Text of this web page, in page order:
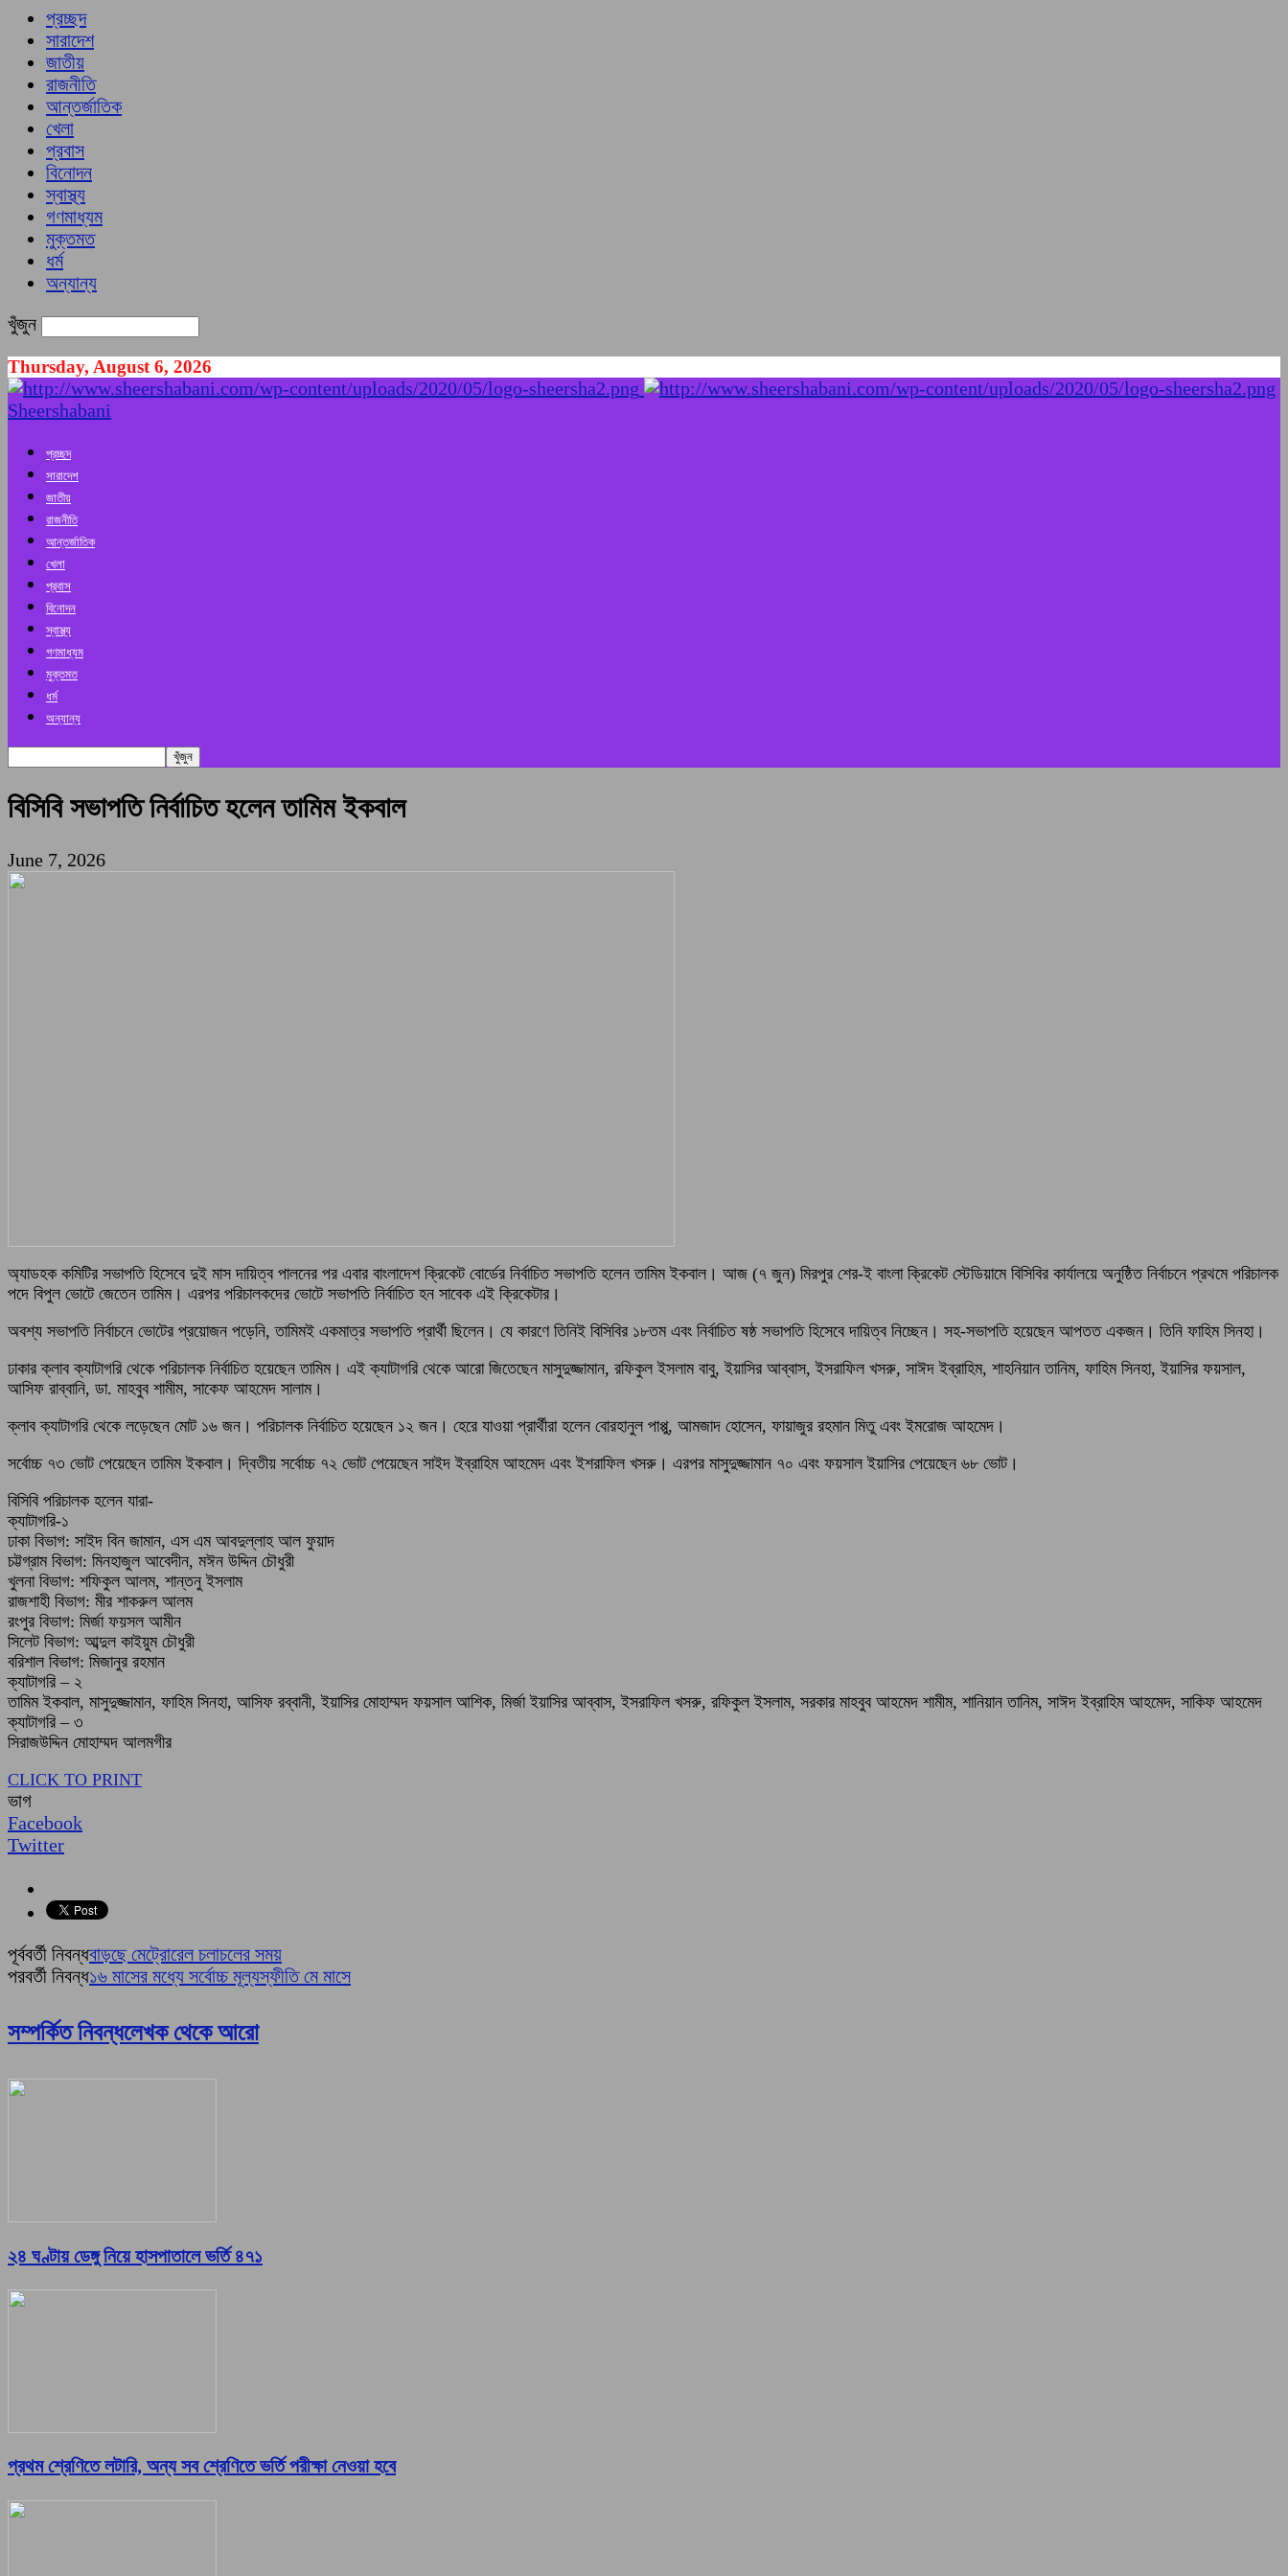
প্রচ্ছদ
সারাদেশ
জাতীয়
রাজনীতি
আন্তর্জাতিক
খেলা
প্রবাস
বিনোদন
স্বাস্থ্য
গণমাধ্যম
মুক্তমত
ধর্ম
অন্যান্য
খুঁজুন
Thursday, August 6, 2026
Sheershabani
প্রচ্ছদ
সারাদেশ
জাতীয়
রাজনীতি
আন্তর্জাতিক
খেলা
প্রবাস
বিনোদন
স্বাস্থ্য
গণমাধ্যম
মুক্তমত
ধর্ম
অন্যান্য
বিসিবি সভাপতি নির্বাচিত হলেন তামিম ইকবাল
June 7, 2026
অ্যাডহক কমিটির সভাপতি হিসেবে দুই মাস দায়িত্ব পালনের পর এবার বাংলাদেশ ক্রিকেট বোর্ডের নির্বাচিত সভাপতি হলেন তামিম ইকবাল। আজ (৭ জুন) মিরপুর শের-ই বাংলা ক্রিকেট স্টেডিয়ামে বিসিবির কার্যালয়ে অনুষ্ঠিত নির্বাচনে প্রথমে পরিচালক
পদে বিপুল ভোটে জেতেন তামিম। এরপর পরিচালকদের ভোটে সভাপতি নির্বাচিত হন সাবেক এই ক্রিকেটার।
অবশ্য সভাপতি নির্বাচনে ভোটের প্রয়োজন পড়েনি, তামিমই একমাত্র সভাপতি প্রার্থী ছিলেন। যে কারণে তিনিই বিসিবির ১৮তম এবং নির্বাচিত ষষ্ঠ সভাপতি হিসেবে দায়িত্ব নিচ্ছেন। সহ-সভাপতি হয়েছেন আপতত একজন। তিনি ফাহিম সিনহা।
ঢাকার ক্লাব ক্যাটাগরি থেকে পরিচালক নির্বাচিত হয়েছেন তামিম। এই ক্যাটাগরি থেকে আরো জিতেছেন মাসুদুজ্জামান, রফিকুল ইসলাম বাবু, ইয়াসির আব্বাস, ইসরাফিল খসরু, সাঈদ ইব্রাহিম, শাহনিয়ান তানিম, ফাহিম সিনহা, ইয়াসির ফয়সাল,
আসিফ রাব্বানি, ডা. মাহবুব শামীম, সাকেফ আহমেদ সালাম।
ক্লাব ক্যাটাগরি থেকে লড়েছেন মোট ১৬ জন। পরিচালক নির্বাচিত হয়েছেন ১২ জন। হেরে যাওয়া প্রার্থীরা হলেন বোরহানুল পাপ্পু, আমজাদ হোসেন, ফায়াজুর রহমান মিতু এবং ইমরোজ আহমেদ।
সর্বোচ্চ ৭৩ ভোট পেয়েছেন তামিম ইকবাল। দ্বিতীয় সর্বোচ্চ ৭২ ভোট পেয়েছেন সাইদ ইব্রাহিম আহমেদ এবং ইশরাফিল খসরু। এরপর মাসুদুজ্জামান ৭০ এবং ফয়সাল ইয়াসির পেয়েছেন ৬৮ ভোট।
বিসিবি পরিচালক হলেন যারা-
ক্যাটাগরি-১
ঢাকা বিভাগ: সাইদ বিন জামান, এস এম আবদুল্লাহ আল ফুয়াদ
চট্টগ্রাম বিভাগ: মিনহাজুল আবেদীন, মঈন উদ্দিন চৌধুরী
খুলনা বিভাগ: শফিকুল আলম, শান্তনু ইসলাম
রাজশাহী বিভাগ: মীর শাকরুল আলম
রংপুর বিভাগ: মির্জা ফয়সল আমীন
সিলেট বিভাগ: আব্দুল কাইয়ুম চৌধুরী
বরিশাল বিভাগ: মিজানুর রহমান
ক্যাটাগরি – ২
তামিম ইকবাল, মাসুদুজ্জামান, ফাহিম সিনহা, আসিফ রব্বানী, ইয়াসির মোহাম্মদ ফয়সাল আশিক, মির্জা ইয়াসির আব্বাস, ইসরাফিল খসরু, রফিকুল ইসলাম, সরকার মাহবুব আহমেদ শামীম, শানিয়ান তানিম, সাঈদ ইব্রাহিম আহমেদ, সাকিফ আহমেদ
ক্যাটাগরি – ৩
সিরাজউদ্দিন মোহাম্মদ আলমগীর
CLICK TO PRINT
ভাগ
Facebook
Twitter
পূর্ববর্তী নিবন্ধবাড়ছে মেট্রোরেল চলাচলের সময়
পরবর্তী নিবন্ধ১৬ মাসের মধ্যে সর্বোচ্চ মূল্যস্ফীতি মে মাসে
সম্পর্কিত নিবন্ধলেখক থেকে আরো
২৪ ঘণ্টায় ডেঙ্গু নিয়ে হাসপাতালে ভর্তি ৪৭১
প্রথম শ্রেণিতে লটারি, অন্য সব শ্রেণিতে ভর্তি পরীক্ষা নেওয়া হবে